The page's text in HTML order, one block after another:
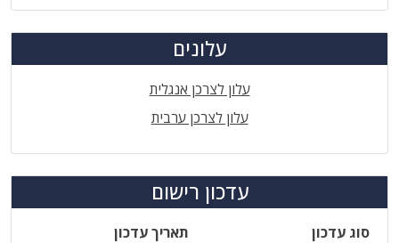
עלונים
עלון לצרכן אנגלית
עלון לצרכן ערבית
עדכון רישום
סוג עדכון
תאריך עדכון